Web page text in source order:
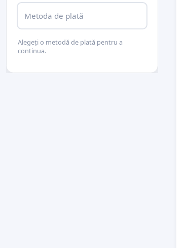
Metoda de plată
Alegeți o metodă de plată pentru a
continua.